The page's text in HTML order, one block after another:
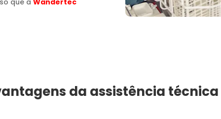
que aWandertec
da assistência técnica